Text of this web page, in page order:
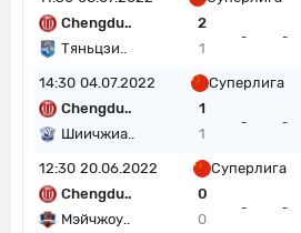
Chengdu..
2
Тяньцзи..
1
- -
14:30 04.07.2022
Суперлига
Chengdu..
1
Шиичжиа..
1
- -
12:30 20.06.2022
Суперлига
Chengdu..
0
Мэйчжоу..
0
- -